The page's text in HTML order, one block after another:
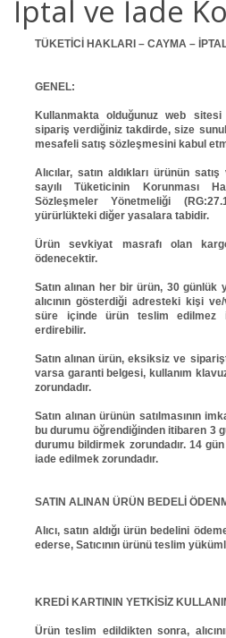
İptal ve İade
TÜKETİCİ HAKLARI – CAYMA –
GENEL:
Kullanmakta olduğunuz web
sipariş verdiğiniz takdirde, size
mesafeli satış sözleşmesini kabul
Alıcılar, satın aldıkları ürünün
sayılı Tüketicinin Korunması
Sözleşmeler Yönetmeliği
yürürlükteki diğer yasalara tabidir.
Ürün sevkiyat masrafı olan
ödenecektir.
Satın alınan her bir ürün, 30
alıcının gösterdiği adresteki kişi
süre içinde ürün teslim edilmez
erdirebilir.
Satın alınan ürün, eksiksiz ve
varsa garanti belgesi, kullanım
zorundadır.
Satın alınan ürünün satılmasının
bu durumu öğrendiğinden itibaren 3
durumu bildirmek zorundadır. 14
iade edilmek zorundadır.
SATIN ALINAN ÜRÜN BEDELİ
Alıcı, satın aldığı ürün bedelini
ederse, Satıcının ürünü teslim
KREDİ KARTININ YETKİSİZ
Ürün teslim edildikten sonra,